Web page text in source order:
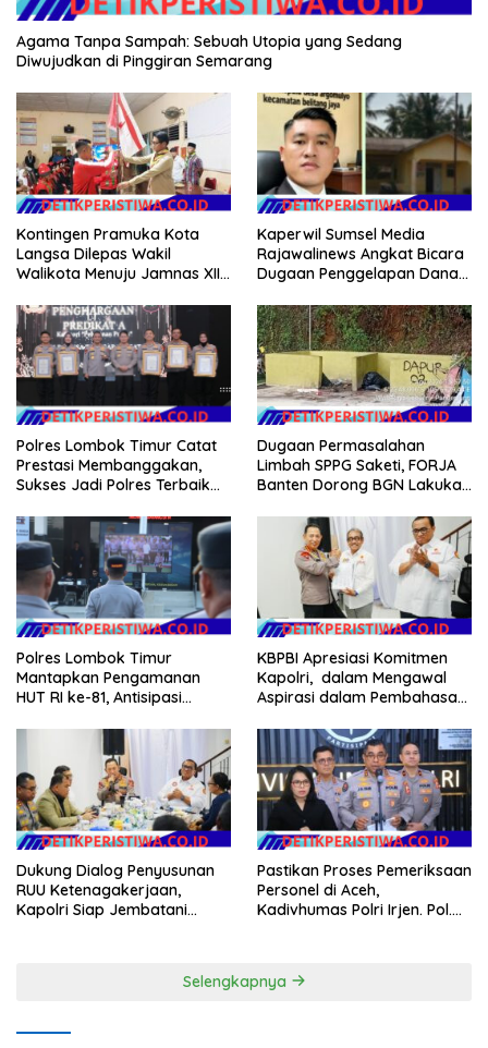
Agama Tanpa Sampah: Sebuah Utopia yang Sedang
Diwujudkan di Pinggiran Semarang
Kontingen Pramuka Kota
Langsa Dilepas Wakil
Walikota Menuju Jamnas XII
Kaperwil Sumsel Media
Rajawalinews Angkat Bicara
Dugaan Penggelapan Dana
Argomulyo Belitang Jaya
Hilang 3 Bulan Bawa
Anggaran Pembangunan
Polres Lombok Timur Catat
Prestasi Membanggakan,
Sukses Jadi Polres Terbaik
NTB
Dugaan Permasalahan
Limbah SPPG Saketi, FORJA
Banten Dorong BGN Lakukan
Polres Lombok Timur
Mantapkan Pengamanan
HUT RI ke-81, Antisipasi
Agenda Kapolri
KBPBI Apresiasi Komitmen
Kapolri, dalam Mengawal
Aspirasi dalam Pembahasan
Dukung Dialog Penyusunan
RUU Ketenagakerjaan,
Kapolri Siap Jembatani
Pastikan Proses Pemeriksaan
Personel di Aceh,
Kadivhumas Polri Irjen. Pol.
Selengkapnya